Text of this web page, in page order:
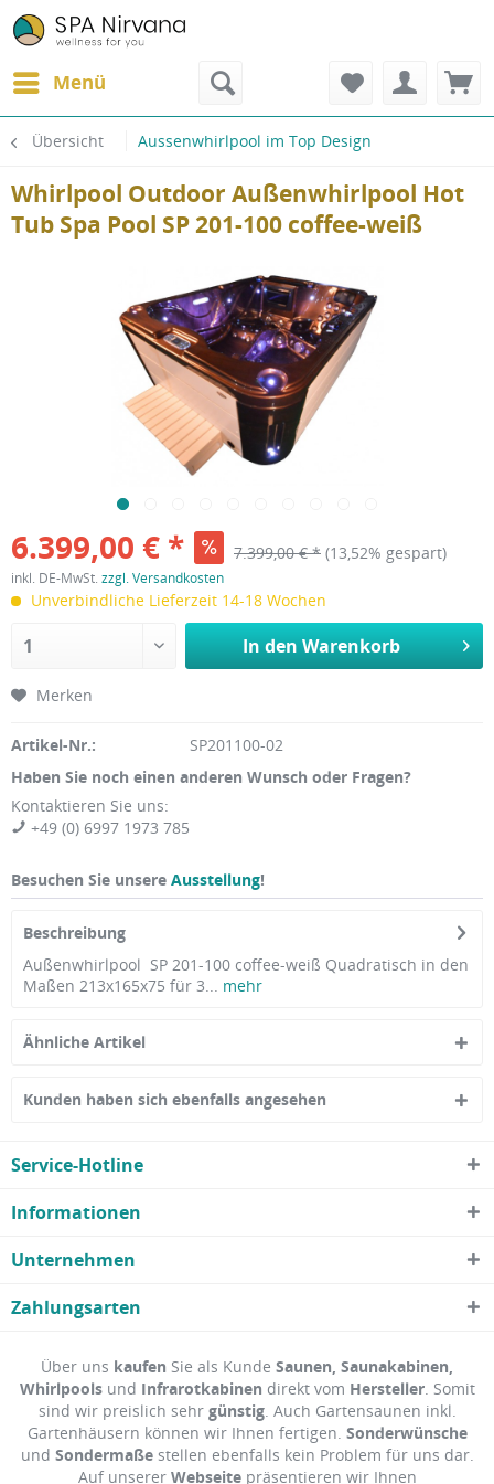
Menü
Übersicht Aussenwhirlpool im Top Design
Whirlpool Outdoor Außenwhirlpool Hot
Tub Spa Pool SP 201-100 coffee-weiß
6.399,00 € * 7.399,00 € * (13,52% gespart)
inkl. DE-MwSt. zzgl. Versandkosten
Unverbindliche Lieferzeit 14-18 Wochen
In den Warenkorb
Merken
Artikel-Nr.:
SP201100-02
Haben Sie noch einen anderen Wunsch oder Fragen?
Kontaktieren Sie uns:
+49 (0) 6997 1973 785
Besuchen Sie unsere Ausstellung!
Beschreibung
Außenwhirlpool SP 201-100 coffee-weiß Quadratisch in den
Maßen 213x165x75 für 3... mehr
Ähnliche Artikel
Kunden haben sich ebenfalls angesehen
Service-Hotline
Informationen
Unternehmen
Zahlungsarten
Über uns kaufen Sie als Kunde Saunen, Saunakabinen,
Whirlpoolsund Infrarotkabinen direkt vom Hersteller. Somit
sind wir preislich sehr günstig. Auch Gartensaunen inkl.
Gartenhäusern können wir Ihnen fertigen. Sonderwünsche
und Sondermaßestellen ebenfalls kein Problem für uns dar.
Auf unserer Webseitepräsentieren wir Ihnen